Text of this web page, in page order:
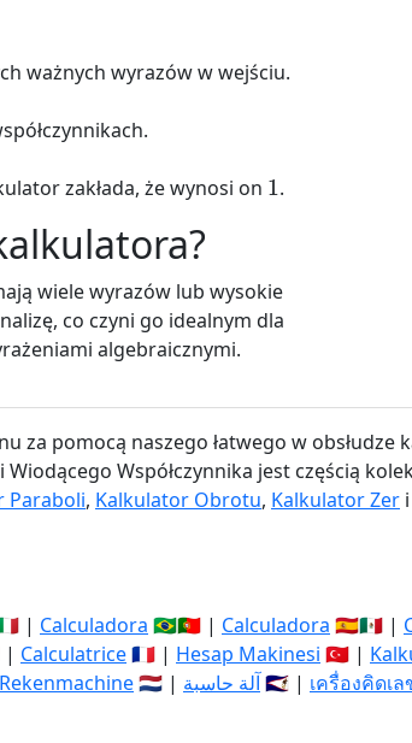
ważnych wyrazów w wejściu.
zakłada, że wynosi on .
wiele wyrazów lub wysokie
co czyni go idealnym dla
algebraicznymi.
za pomocą naszego łatwego w
Współczynnika jest częścią
Paraboli, Kalkulator Obrotu, Kalkulator Zer i
| Calculadora 🇧🇷🇵🇹 | Calculadora 🇪🇸🇲🇽 |
| Calculatrice🇫🇷 | Hesap Makinesi 🇹🇷 |
Rekenmachine🇳🇱 | آلة حاسبة🇸🇦 | เครื่องคิดเล